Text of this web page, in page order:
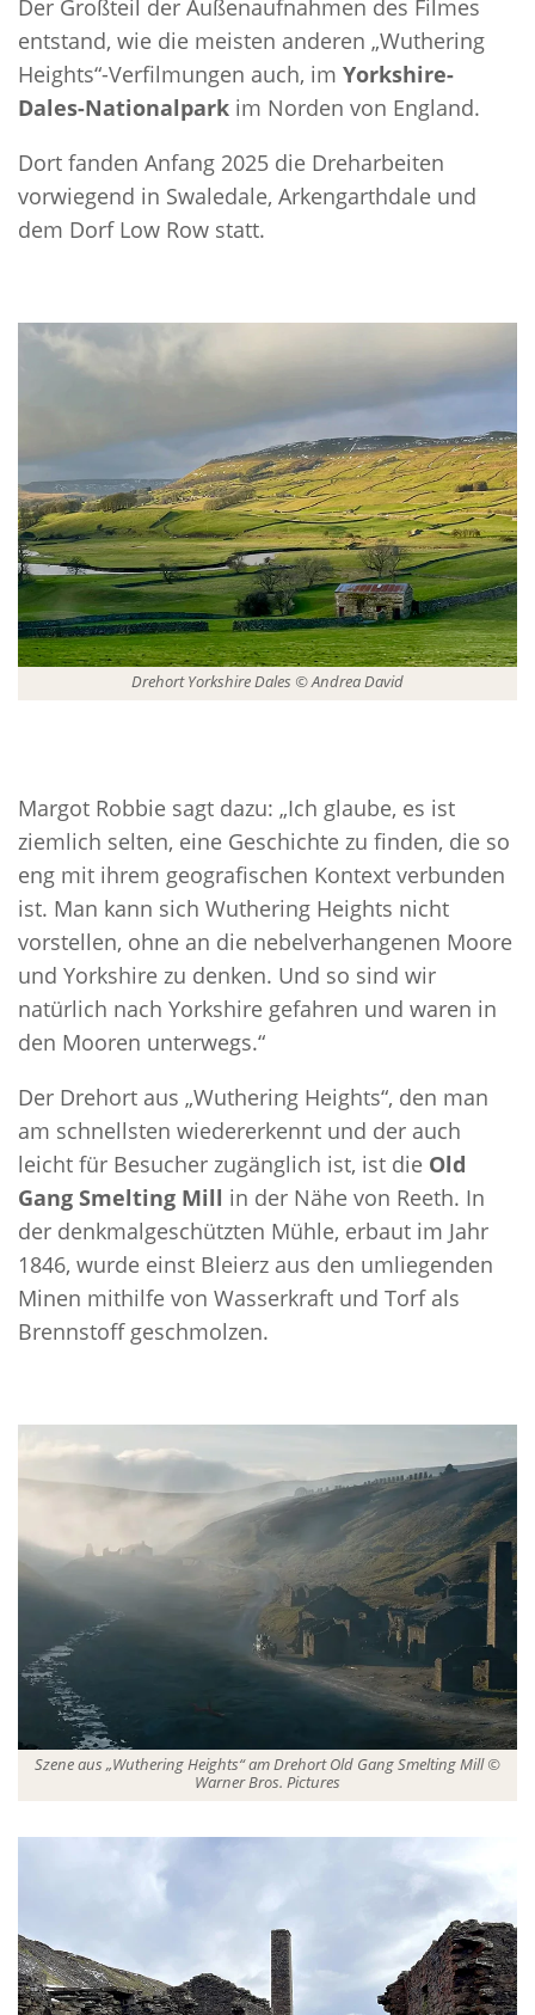
Der Großteil der Außenaufnahmen des Filmes
entstand, wie die meisten anderen „Wuthering
Heights“-Verfilmungen auch, im Yorkshire-
Dales-Nationalpark im Norden von England.
Dort fanden Anfang 2025 die Dreharbeiten
vorwiegend in Swaledale, Arkengarthdale und
dem Dorf Low Row statt.
Drehort Yorkshire Dales © Andrea David
Margot Robbie sagt dazu: „Ich glaube, es ist
ziemlich selten, eine Geschichte zu finden, die so
eng mit ihrem geografischen Kontext verbunden
ist. Man kann sich Wuthering Heights nicht
vorstellen, ohne an die nebelverhangenen Moore
und Yorkshire zu denken. Und so sind wir
natürlich nach Yorkshire gefahren und waren in
den Mooren unterwegs.“
Der Drehort aus „Wuthering Heights“, den man
am schnellsten wiedererkennt und der auch
leicht für Besucher zugänglich ist, ist die Old
Gang Smelting Mill in der Nähe von Reeth. In
der denkmalgeschützten Mühle, erbaut im Jahr
1846, wurde einst Bleierz aus den umliegenden
Minen mithilfe von Wasserkraft und Torf als
Brennstoff geschmolzen.
Szene aus „Wuthering Heights“ am Drehort Old Gang Smelting Mill ©
Warner Bros. Pictures